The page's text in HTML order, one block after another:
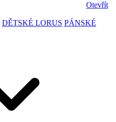
Otevřít
DĚTSKÉ LORUS PÁNSKÉ